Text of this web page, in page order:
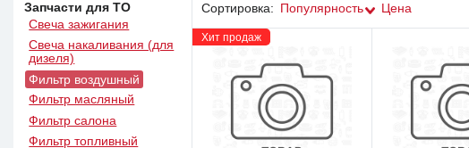
Запчасти для ТО
Свеча зажигания
Свеча накаливания (для
дизеля)
Фильтр воздушный
Фильтр масляный
Фильтр салона
Фильтр топливный
Сортировка: Популярность Цена
Хит продаж